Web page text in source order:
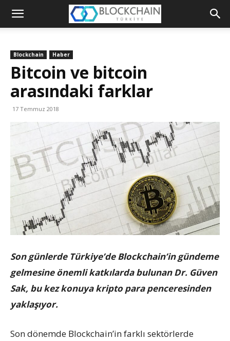
Blockchain
Platformu
Blockchain Haber
Bitcoin ve bitcoin
arasındaki farklar
17 Temmuz 2018
Son günlerde Türkiye’de Blockchain’in gündeme
gelmesine önemli katkılarda bulunan Dr. Güven
Sak, bu kez konuya kripto para penceresinden
yaklaşıyor.
Son dönemde Blockchain’in farklı sektörlerde